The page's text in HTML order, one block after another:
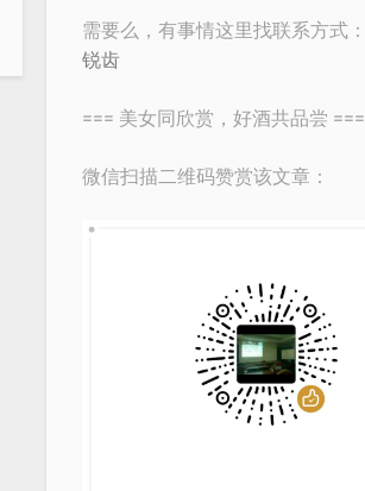
需要么，有事情这里找联系方式：
锐齿
=== 美女同欣赏，好酒共品尝 ===
微信扫描二维码赞赏该文章：